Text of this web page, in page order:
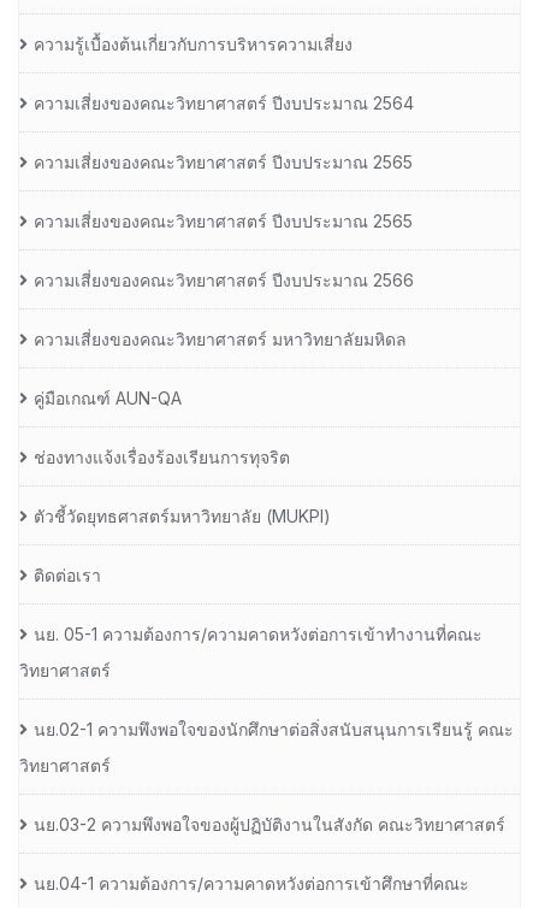
ความรู้เบื้องต้นเกี่ยวกับการบริหารความเสี่ยง
ความเสี่ยงของคณะวิทยาศาสตร์ ปีงบประมาณ 2564
ความเสี่ยงของคณะวิทยาศาสตร์ ปีงบประมาณ 2565
ความเสี่ยงของคณะวิทยาศาสตร์ ปีงบประมาณ 2565
ความเสี่ยงของคณะวิทยาศาสตร์ ปีงบประมาณ 2566
ความเสี่ยงของคณะวิทยาศาสตร์ มหาวิทยาลัยมหิดล
คู่มือเกณฑ์ AUN-QA
ช่องทางแจ้งเรื่องร้องเรียนการทุจริต
ตัวชี้วัดยุทธศาสตร์มหาวิทยาลัย (MUKPI)
ติดต่อเรา
นย. 05-1 ความต้องการ/ความคาดหวังต่อการเข้าทำงานที่คณะ
วิทยาศาสตร์
นย.02-1 ความพึงพอใจของนักศึกษาต่อสิ่งสนับสนุนการเรียนรู้ คณะ
วิทยาศาสตร์
นย.03-2 ความพึงพอใจของผู้ปฏิบัติงานในสังกัด คณะวิทยาศาสตร์
นย.04-1 ความต้องการ/ความคาดหวังต่อการเข้าศึกษาที่คณะ